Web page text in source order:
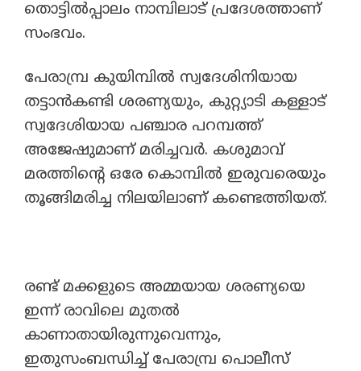
തൊട്ടിൽപ്പാലം നാമ്പിലാട് പ്രദേശത്താണ്
സംഭവം.
പേരാമ്പ്ര കുയിമ്പിൽ സ്വദേശിനിയായ
തട്ടാൻകണ്ടി ശരണ്യയും, കുറ്റ്യാടി കള്ളാട്
സ്വദേശിയായ പഞ്ചാര പറമ്പത്ത്
അജേഷുമാണ് മരിച്ചവർ. കശുമാവ്
മരത്തിന്റെ ഒരേ കൊമ്പിൽ ഇരുവരെയും
തൂങ്ങിമരിച്ച നിലയിലാണ് കണ്ടെത്തിയത്.
രണ്ട് മക്കളുടെ അമ്മയായ ശരണ്യയെ
ഇന്ന് രാവിലെ മുതൽ
കാണാതായിരുന്നുവെന്നും,
ഇതുസംബന്ധിച്ച് പേരാമ്പ്ര പൊലീസ്